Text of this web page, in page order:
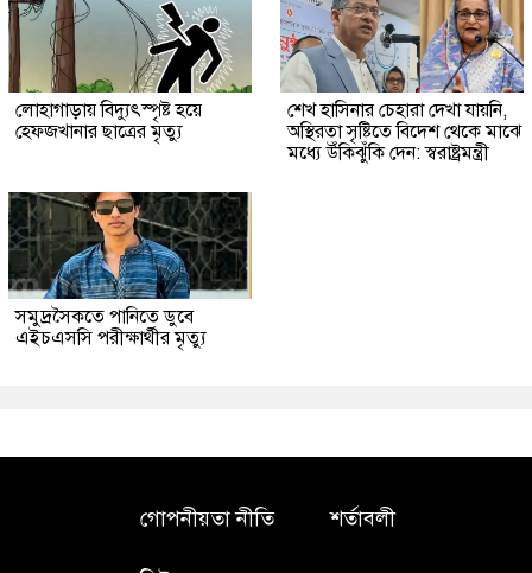
লোহাগাড়ায় বিদ্যুৎস্পৃষ্ট হয়ে
হেফজখানার ছাত্রের মৃত্যু
শেখ হাসিনার চেহারা দেখা যায়নি,
অস্থিরতা সৃষ্টিতে বিদেশ থেকে মাঝে
মধ্যে উঁকিঝুঁকি দেন: স্বরাষ্ট্রমন্ত্রী
সমুদ্রসৈকতে পানিতে ডুবে
এইচএসসি পরীক্ষার্থীর মৃত্যু
গোপনীয়তা নীতি শর্তাবলী